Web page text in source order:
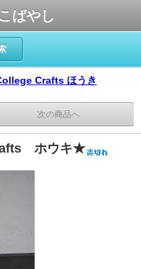
ばやし
Crafts ほうき
次の商品へ
ホウキ★